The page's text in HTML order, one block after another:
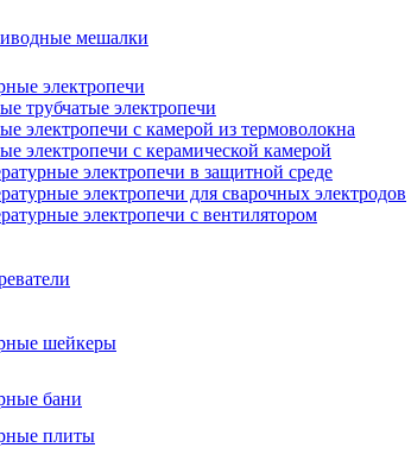
мешалки
электропечи
трубчатые электропечи
электропечи с камерой из термоволокна
электропечи с керамической камерой
электропечи в защитной среде
электропечи для cварочных электродов
электропечи с вентилятором
шейкеры
бани
плиты